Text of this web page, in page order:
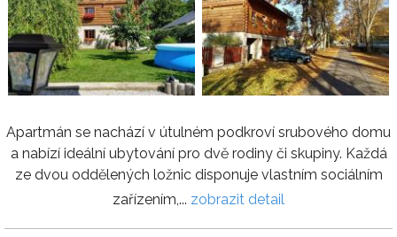
Apartmán se nachází v útulném podkroví srubového domu
a nabízí ideální ubytování pro dvě rodiny či skupiny. Každá
ze dvou oddělených ložnic disponuje vlastním sociálním
zařízením,... zobrazit detail